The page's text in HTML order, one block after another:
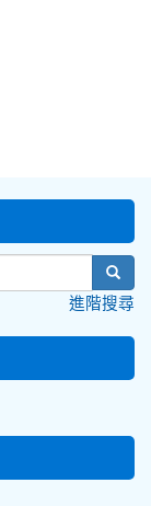
進階搜尋